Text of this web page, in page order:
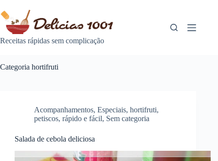
para
conteúdo
Receitas rápidas sem complicação
Categoria hortifruti
Acompanhamentos, Especiais, hortifruti,
petiscos, rápido e fácil, Sem categoria
Salada de cebola deliciosa